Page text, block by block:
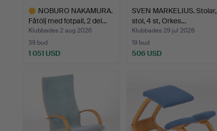
NOBURO NAKAMURA.
Fåtölj med fotpall, 2 del…
Klubbades 2 aug 2026
39 bud
1 051 USD
föremål
SVEN MARKELIUS. Stolar,
stol, 4 st, Orkes…
Klubbades 29 jul 2026
19 bud
506 USD